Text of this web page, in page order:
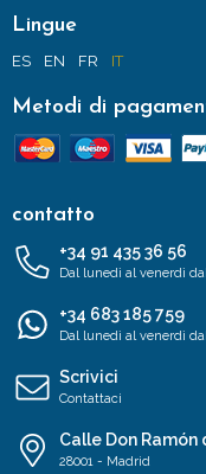
Lingue
ES EN FR IT
Metodi di
contatto
+34 91 435 36 56
Dal lunedì al venerdì
+34 683 185 759
Dal lunedì al venerdì
Scrivici
Contattaci
Calle Don Ramón
28001 - Madrid